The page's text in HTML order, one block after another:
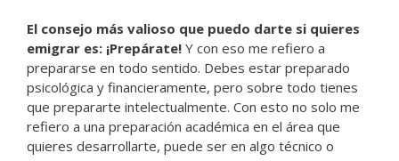
El consejo más valioso que puedo darte si quieres
emigrar es: ¡Prepárate! Y con eso me refiero a
prepararse en todo sentido. Debes estar preparado
psicológica y financieramente, pero sobre todo tienes
que prepararte intelectualmente. Con esto no solo me
refiero a una preparación académica en el área que
quieres desarrollarte, puede ser en algo técnico o